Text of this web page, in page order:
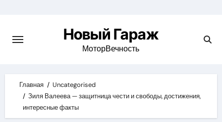
content
Новый Гараж
МоторВечность
Главная
Uncategorised
Зиля Валеева — защитница чести и свободы, достижения,
интересные факты